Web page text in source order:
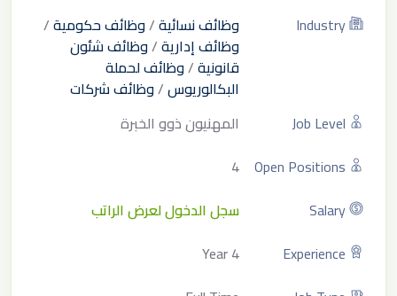
Industry وظائف نسائية/وظائف حكومية/
وظائف إدارية/وظائف شئون
قانونية/وظائف لحملة
البكالوريوس/وظائف شركات
Job Level
المهنيون ذوو الخبرة
Open Positions
4
Salary
سجل الدخول لعرض الراتب
Experience
4 Year